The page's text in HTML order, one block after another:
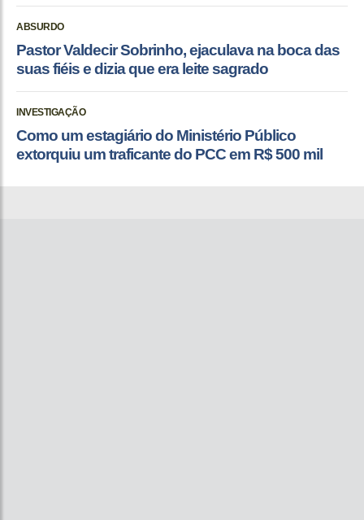
ABSURDO
Pastor Valdecir Sobrinho, ejaculava na boca das
suas fiéis e dizia que era leite sagrado
INVESTIGAÇÃO
Como um estagiário do Ministério Público
extorquiu um traficante do PCC em R$ 500 mil